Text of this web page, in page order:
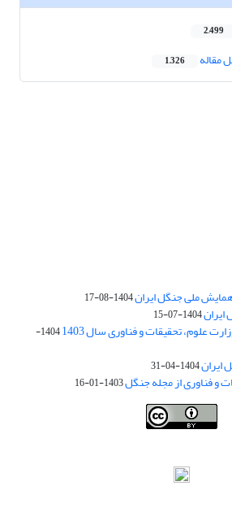
2,499
مقاله 1,326
ملی جنگل ایران1404-08-17
1404-07-15
علوم، تحقیقات و فناوری سال 1403
1404-
1404-04-31
و فناوری از مجله جنگل1403-01-16